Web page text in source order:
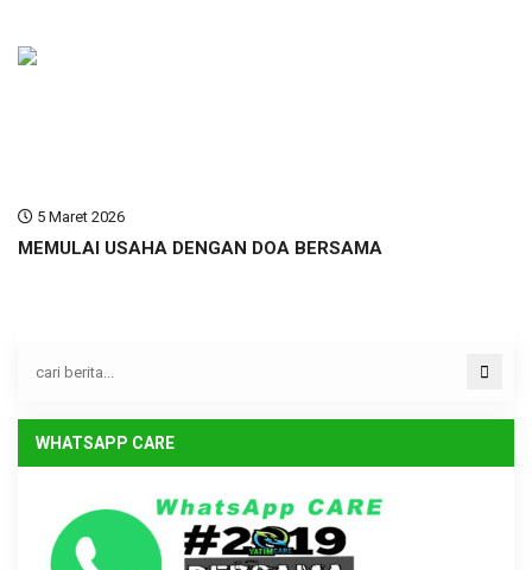
5 Maret 2026
MEMULAI USAHA DENGAN DOA BERSAMA
WHATSAPP CARE